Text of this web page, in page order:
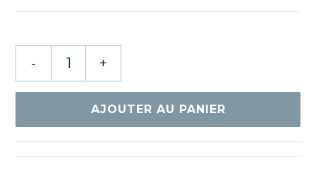
- +
AJOUTER AU PANIER